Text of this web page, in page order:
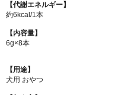
【代謝エネルギー】
約6kcal/1本
【内容量】
6g×8本
【用途】
犬用 おやつ